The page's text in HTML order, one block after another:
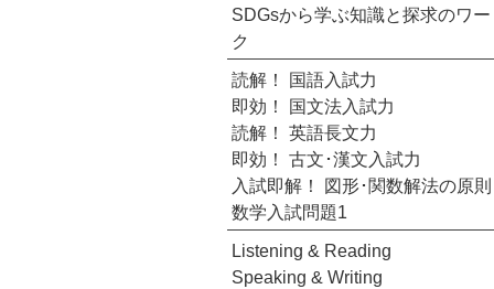
SDGsから学ぶ知識と探求のワー
ク
読解！ 国語入試力
即効！ 国文法入試力
読解！ 英語長文力
即効！ 古文･漢文入試力
入試即解！ 図形･関数解法の原則
数学入試問題1
Listening & Reading
Speaking & Writing